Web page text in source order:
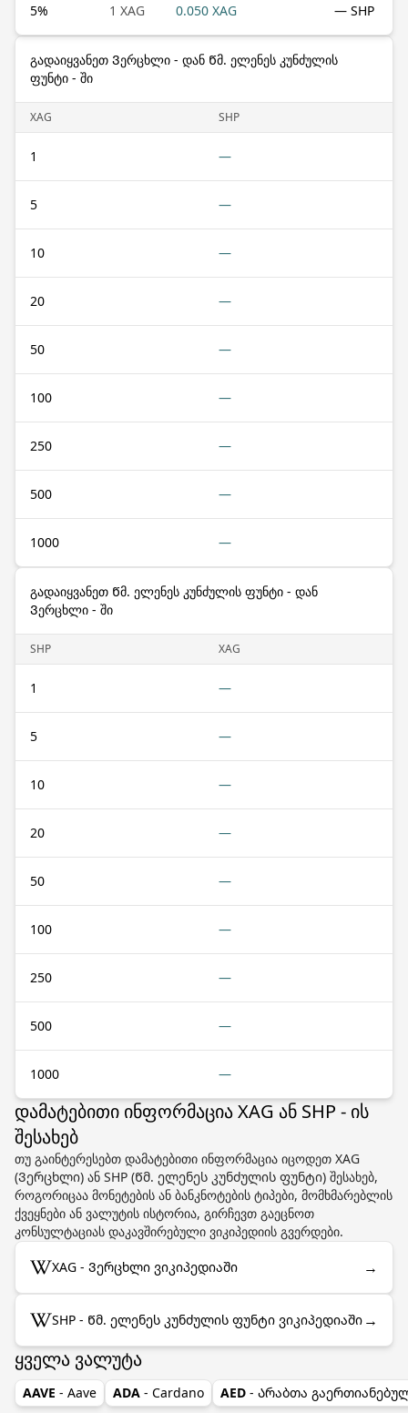
5% 1 XAG 0.050 XAG — SHP
გადაიყვანეთ Ვერცხლი - დან Წმ. ელენეს კუნძულის
ფუნტი - ში
XAG SHP
1 —
5 —
10 —
20 —
50 —
100 —
250 —
500 —
1000 —
გადაიყვანეთ Წმ. ელენეს კუნძულის ფუნტი - დან
Ვერცხლი - ში
SHP XAG
1 —
5 —
10 —
20 —
50 —
100 —
250 —
500 —
1000 —
დამატებითი ინფორმაცია XAG ან SHP - ის
შესახებ
თუ გაინტერესებთ დამატებითი ინფორმაცია იცოდეთ XAG
(Ვერცხლი) ან SHP (Წმ. ელენეს კუნძულის ფუნტი) შესახებ,
როგორიცაა მონეტების ან ბანკნოტების ტიპები, მომხმარებლის
ქვეყნები ან ვალუტის ისტორია, გირჩევთ გაეცნოთ
კონსულტაციას დაკავშირებული ვიკიპედიის გვერდები.
XAG - Ვერცხლი ვიკიპედიაში →
SHP - Წმ. ელენეს კუნძულის ფუნტი ვიკიპედიაში →
ყველა ვალუტა
AAVE - Aave ADA - Cardano AED - Არაბთა